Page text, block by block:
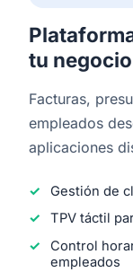
tu negocio
Facturas,
empleados
aplicaciones
Gestión de
TPV táctil
Control
empleados